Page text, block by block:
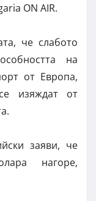
ON AIR.
че слабото
на
от Европа,
изяждат от
заяви, че
нагоре,